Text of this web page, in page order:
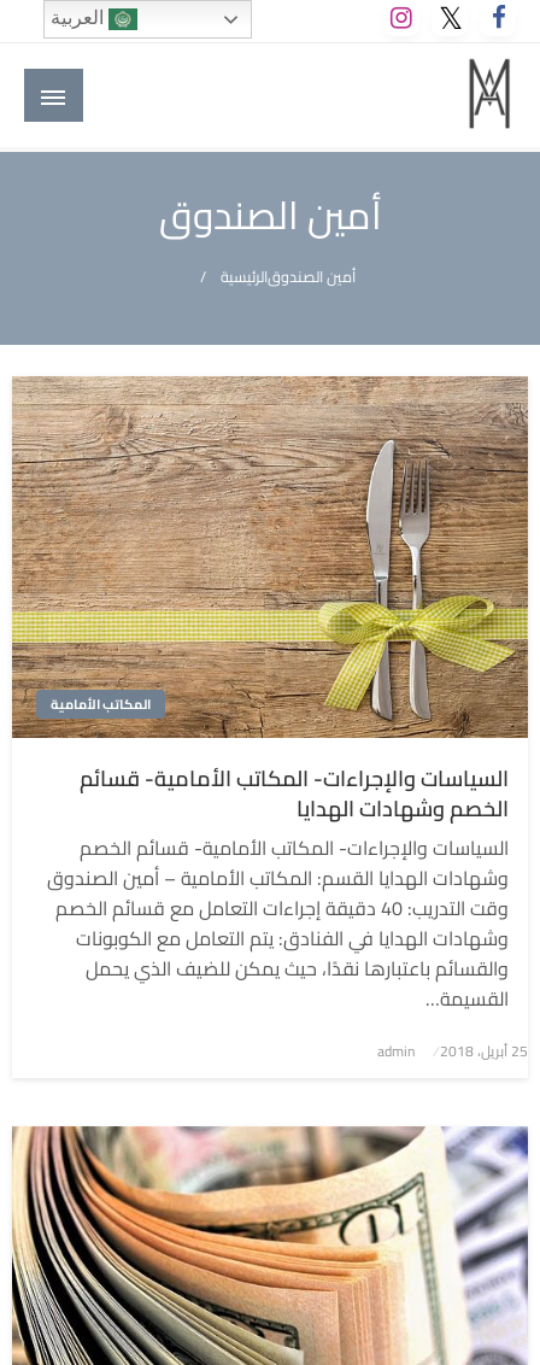
التخطي
إلى
المحتوى
M A hotels | إم ايه هوتيلز
الموقع الأول للعاملين في الفنادق في العالم العربي
أمين الصندوق
الرئيسيةأمين الصندوق
المكاتب الأمامية
السياسات والإجراءات- المكاتب الأمامية- قسائم
الخصم وشهادات الهدايا
السياسات والإجراءات- المكاتب الأمامية- قسائم الخصم
وشهادات الهدايا القسم: المكاتب الأمامية – أمين الصندوق
وقت التدريب: 40 دقيقة إجراءات التعامل مع قسائم الخصم
وشهادات الهدايا في الفنادق: يتم التعامل مع الكوبونات
والقسائم باعتبارها نقدًا، حيث يمكن للضيف الذي يحمل
القسيمة…
نُشر
25 أبريل، 2018 admin
العربية